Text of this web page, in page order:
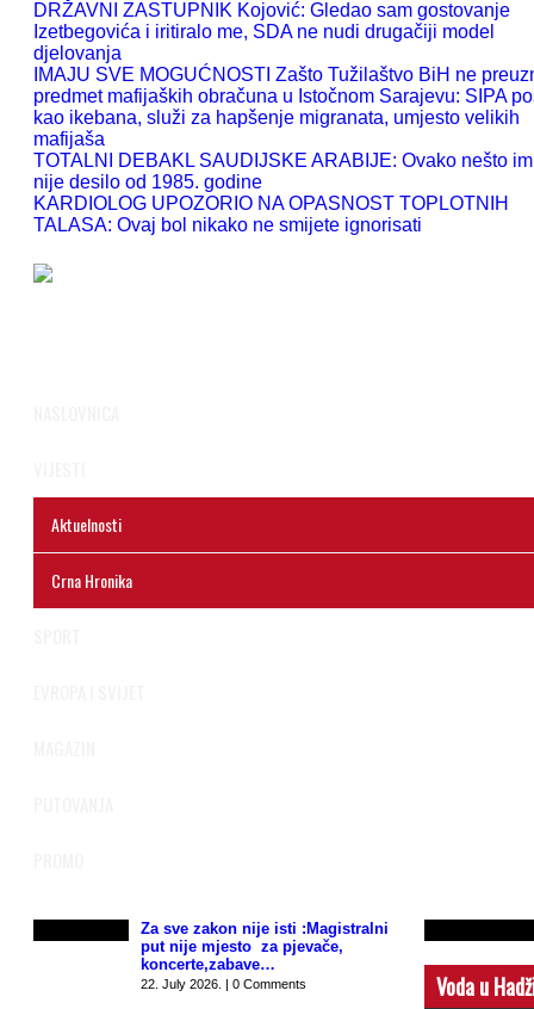
DRŽAVNI ZASTUPNIK Kojović: Gledao sam gostovanje
Izetbegovića i iritiralo me, SDA ne nudi drugačiji model
djelovanja
IMAJU SVE MOGUĆNOSTI Zašto Tužilaštvo BiH ne
predmet mafijaških obračuna u Istočnom Sarajevu: SIPA
kao ikebana, služi za hapšenje migranata, umjesto velikih
mafijaša
TOTALNI DEBAKL SAUDIJSKE ARABIJE: Ovako nešto
nije desilo od 1985. godine
KARDIOLOG UPOZORIO NA OPASNOST TOPLOTNIH
TALASA: Ovaj bol nikako ne smijete ignorisati
Aktuelnosti
Crna Hronika
Za sve zakon nije isti :Magistralni
put nije mjesto za pjevače,
koncerte,zabave…
22. July 2026. | 0 Comments Voda u